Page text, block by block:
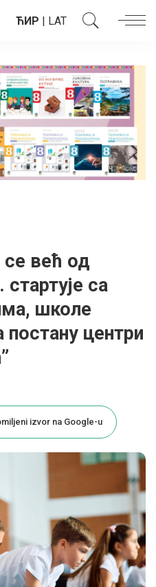
ЋИР | LAT
већ од
са
школе
центри
izvor na Google-u